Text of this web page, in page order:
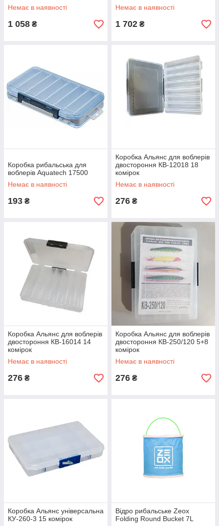
Немає в наявності
1 058 ₴
Немає в наявності
1 702 ₴
Коробка рибальська для
воблерів Aquatech 17500
Немає в наявності
193 ₴
Коробка Альянс для воблерів
двостороння КВ-12018 18
комірок
Немає в наявності
276 ₴
Коробка Альянс для воблерів
двостороння КВ-16014 14
комірок
Немає в наявності
276 ₴
Коробка Альянс для воблерів
двостороння КВ-250/120 5+8
комірок
Немає в наявності
276 ₴
Коробка Альянс універсальна
КУ-260-3 15 комірок
Відро рибальське Zeox
Folding Round Bucket 7L